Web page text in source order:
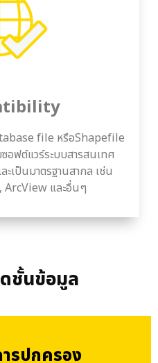
file หรือShapefile
อฟต์แวร์ระบบสารสนเทศ
ะเป็นมาตรฐานสากล เช่น
ArcView และอื่นๆ
ดชั้นข้อมูล
รปกครอง